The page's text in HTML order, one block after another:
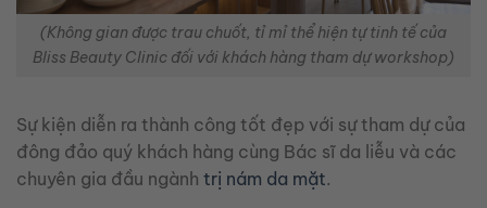
(Không gian được trau chuốt, tỉ mỉ thể hiện tự tinh tế của
Bliss Beauty Clinic đối với khách hàng tham dự workshop)
Sự kiện diễn ra thành công tốt đẹp với sự tham dự của
đông đảo quý khách hàng cùng Bác sĩ da liễu và các
chuyên gia đầu ngành trị nám da mặt.